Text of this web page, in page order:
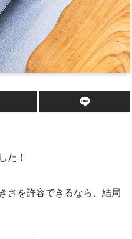
た！
さを許容できるなら、結局